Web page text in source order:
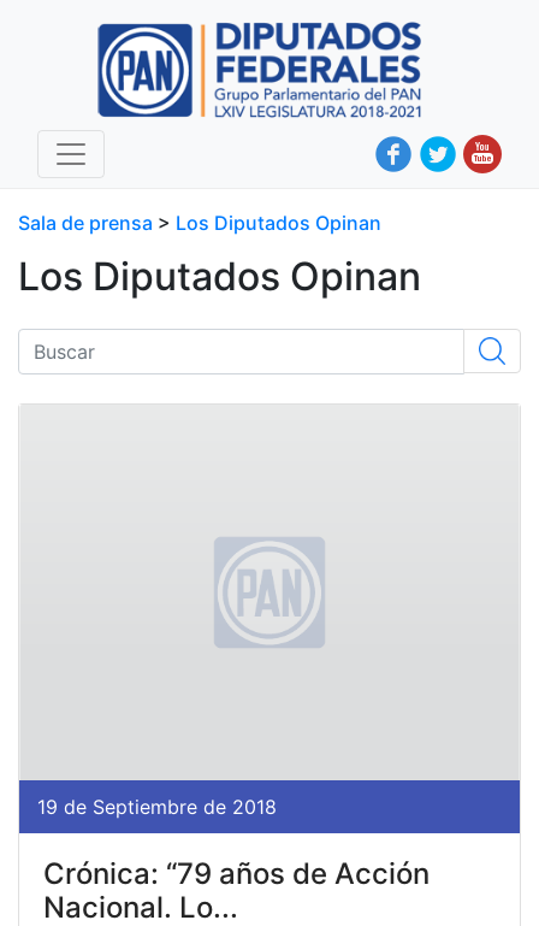
Sala de prensa > Los Diputados Opinan
Los Diputados Opinan
19 de Septiembre de 2018
Crónica: “79 años de Acción
Nacional. Lo...